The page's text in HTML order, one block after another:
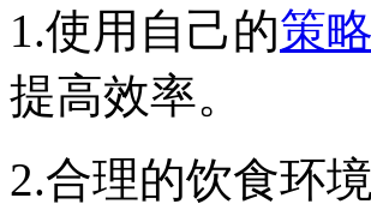
1.使用自己的策略
提高效率。
2.合理的饮食环